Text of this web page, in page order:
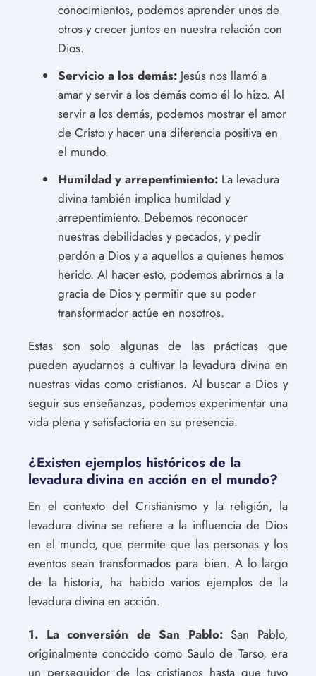
conocimientos, podemos aprender unos de
otros y crecer juntos en nuestra relación con
Dios.
Servicio a los demás: Jesús nos llamó a
amar y servir a los demás como él lo hizo. Al
servir a los demás, podemos mostrar el amor
de Cristo y hacer una diferencia positiva en
el mundo.
Humildad y arrepentimiento: La levadura
divina también implica humildad y
arrepentimiento. Debemos reconocer
nuestras debilidades y pecados, y pedir
perdón a Dios y a aquellos a quienes hemos
herido. Al hacer esto, podemos abrirnos a la
gracia de Dios y permitir que su poder
transformador actúe en nosotros.
Estas son solo algunas de las prácticas que
pueden ayudarnos a cultivar la levadura divina en
nuestras vidas como cristianos. Al buscar a Dios y
seguir sus enseñanzas, podemos experimentar una
vida plena y satisfactoria en su presencia.
¿Existen ejemplos históricos de la
levadura divina en acción en el mundo?
En el contexto del Cristianismo y la religión, la
levadura divina se refiere a la influencia de Dios
en el mundo, que permite que las personas y los
eventos sean transformados para bien. A lo largo
de la historia, ha habido varios ejemplos de la
levadura divina en acción.
1. La conversión de San Pablo:San Pablo,
originalmente conocido como Saulo de Tarso, era
un perseguidor de los cristianos hasta que tuvo